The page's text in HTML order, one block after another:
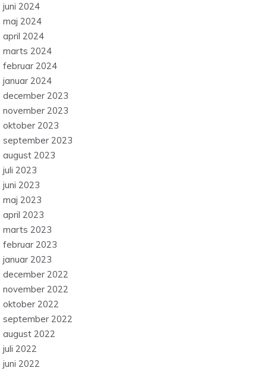
juni 2024
maj 2024
april 2024
marts 2024
februar 2024
januar 2024
december 2023
november 2023
oktober 2023
september 2023
august 2023
juli 2023
juni 2023
maj 2023
april 2023
marts 2023
februar 2023
januar 2023
december 2022
november 2022
oktober 2022
september 2022
august 2022
juli 2022
juni 2022